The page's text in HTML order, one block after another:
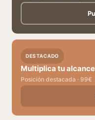
DESTACADO
Multiplica tu alcance
Posición destacada · 99€